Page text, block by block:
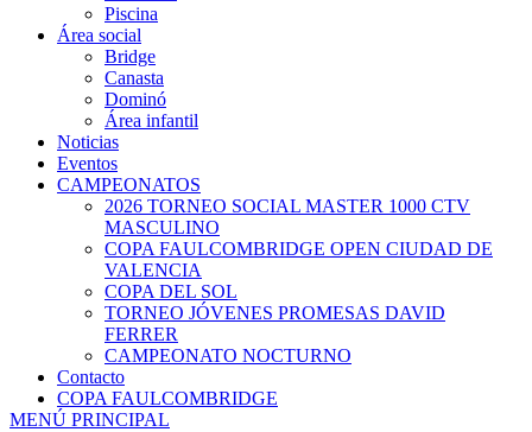
Piscina
Área social
Bridge
Canasta
Dominó
Área infantil
Noticias
Eventos
CAMPEONATOS
2026 TORNEO SOCIAL MASTER 1000 CTV
MASCULINO
COPA FAULCOMBRIDGE OPEN CIUDAD DE
VALENCIA
COPA DEL SOL
TORNEO JÓVENES PROMESAS DAVID
FERRER
CAMPEONATO NOCTURNO
Contacto
COPA FAULCOMBRIDGE
MENÚ PRINCIPAL